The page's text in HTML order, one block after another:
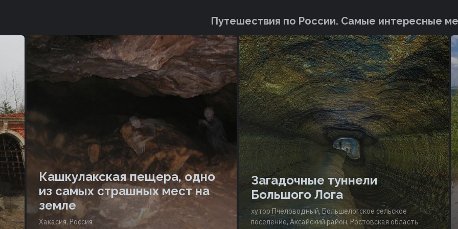
Путешествия по России. Cамые интересные
Кашкулакская пещера, одно
из самых страшных мест на
земле
Хакасия, Россия
Загадочные туннели
Большого Лога
хутор Пчеловодный, Большелогское сельское
поселение, Аксайский район, Ростовская область